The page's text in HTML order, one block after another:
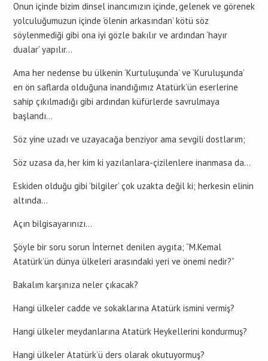
Onun içinde bizim dinsel inancımızın içinde, gelenek ve görenek
yolculuğumuzun içinde ‘ölenin arkasından’ kötü söz
söylenmediği gibi ona iyi gözle bakılır ve ardından ‘hayır
dualar’ yapılır…
Ama her nedense bu ülkenin ‘Kurtuluşunda’ ve ‘Kuruluşunda’
en ön saflarda olduğuna inandığımız Atatürk’ün eserlerine
sahip çıkılmadığı gibi ardından küfürlerde savrulmaya
başlandı…
Söz yine uzadı ve uzayacağa benziyor ama sevgili dostlarım;
Söz uzasa da, her kim ki yazılanlara-çizilenlere inanmasa da…
Eskiden olduğu gibi ‘bilgiler’ çok uzakta değil ki; herkesin elinin
altında…
Açın bilgisayarınızı…
Şöyle bir soru sorun İnternet denilen aygıta; “M.Kemal
Atatürk’ün dünya ülkeleri arasındaki yeri ve önemi nedir?”
Bakalım karşınıza neler çıkacak?
Hangi ülkeler cadde ve sokaklarına Atatürk ismini vermiş?
Hangi ülkeler meydanlarına Atatürk Heykellerini kondurmuş?
Hangi ülkeler Atatürk’ü ders olarak okutuyormuş?